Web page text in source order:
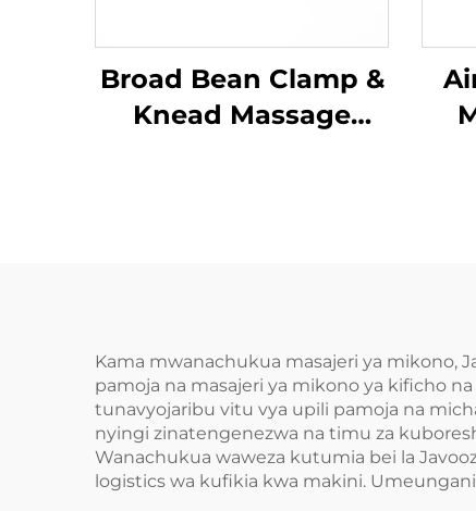
Broad Bean Clamp &
Knead Massage
Kama mwanachukua masajeri ya mikono,
pamoja na masajeri ya mikono ya kificho
tunavyojaribu vitu vya upili pamoja na
nyingi zinatengenezwa na timu za
Wanachukua waweza kutumia bei la
logistics wa kufikia kwa makini.